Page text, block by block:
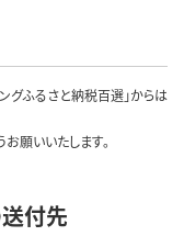
グふるさと納税百選」からは
願いいたします。
付先